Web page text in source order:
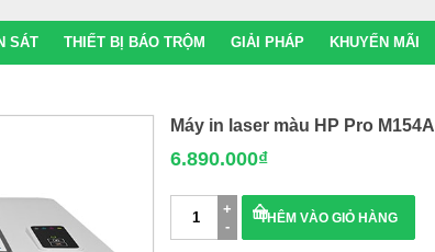
SÁT THIẾT BỊ BÁO TRỘM GIẢI PHÁP KHUYẾN MÃI
Máy in laser màu HP Pro M154A
6.890.000₫
laser
THÊM VÀO GIỎ HÀNG